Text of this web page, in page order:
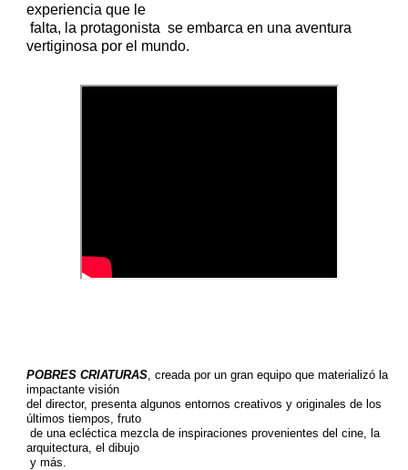
experiencia que le
falta, la protagonista se embarca en una aventura
vertiginosa por el mundo.
POBRES CRIATURAS, creada por un gran equipo que materializó la
impactante visión
del director, presenta algunos entornos creativos y originales de los
últimos tiempos, fruto
de una ecléctica mezcla de inspiraciones provenientes del cine, la
arquitectura, el dibujo
y más.